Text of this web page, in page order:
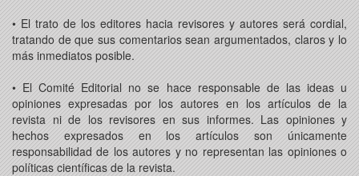
• El trato de los editores hacia revisores y autores será cordial,
tratando de que sus comentarios sean argumentados, claros y lo
más inmediatos posible.
• El Comité Editorial no se hace responsable de las ideas u
opiniones expresadas por los autores en los artículos de la
revista ni de los revisores en sus informes. Las opiniones y
hechos expresados en los artículos son únicamente
responsabilidad de los autores y no representan las opiniones o
políticas científicas de la revista.